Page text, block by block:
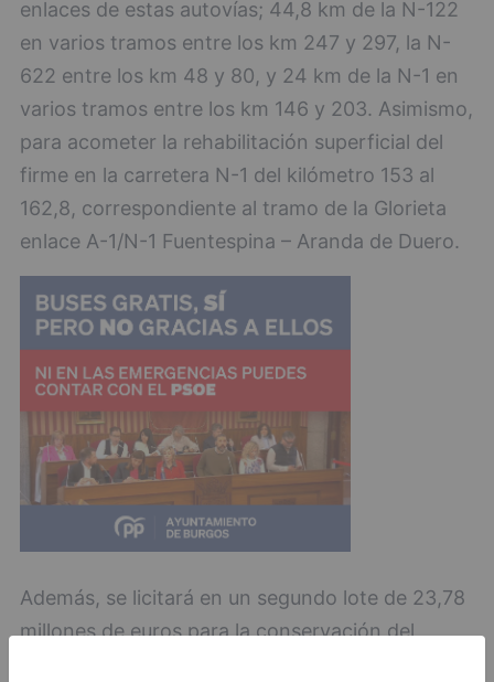
enlaces de estas autovías; 44,8 km de la N-122
en varios tramos entre los km 247 y 297, la N-
622 entre los km 48 y 80, y 24 km de la N-1 en
varios tramos entre los km 146 y 203. Asimismo,
para acometer la rehabilitación superficial del
firme en la carretera N-1 del kilómetro 153 al
162,8, correspondiente al tramo de la Glorieta
enlace A-1/N-1 Fuentespina – Aranda de Duero.
Además, se licitará en un segundo lote de 23,78
millones de euros para la conservación del